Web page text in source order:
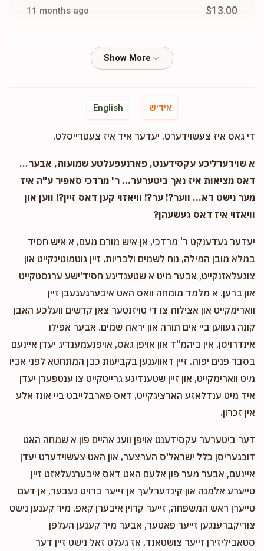
11 months ago $13.00
Usher E Neuman
Usher E Neuman
L HagerUsher E Neuman
11 months ago $36.00
English אידיש
די גאס איז צעשוידערט. יעדער איד איז צעטרייסלט.
א שוידערליכע עקסידענט, פארנעפעלטע שמועות, אבער...
דאס מציאות איז נאך ביטערער... ר' מרדכי סאפיר ע"ה איז
מער נישט דא... ווער?! ער?! וויאזוי קען דאס זיין?! ווען און
וויאזוי איז דאס געשעהן?
יעדער געדענקט ר' מרדכי, אן איש מורם מעם, א איש חסיד
במלא מובן המילה, נוח לשמים ולבריות, זיין גוטמוטיגקייט און
צוגעלאזנקייט, אבער מיט א שטענדיגע חסיד'ישע ערנסטקייט
און ברען. א מלמד מומחה וואס האט איבערגעגעבן זיין
ווארימקייט און אצילות צו די טויזנטער צאן קדשים וועלכע האבן
קונה געווען ביי אים תורה און יראת שמים. אבער אפילו
אינדרויסן, אין ביהמ"ד און אויפן גאס, אויפנעמענדיג יעדן איינעם
בסבר פנים יפות. זיין דאווענען בקביעות כבן המתחטא לפני אביו
מיט ווארימקייט, און זיין שטענדיגע גרייטקייט צו ענטפערן יעדן
איד מיט ענדלאזע הארציגקייט, דאס פארבלייבט ביי אונז אלע
אין זכרון.
דער ביטערער עקסידענט אויפן וועג אהיים פון א שמחה האט
דוכגעריסן כלל ישראל'ס הערצער, און האט צעשוידערט יעדן
איינעם, אבער מער פון אלעם האט דאס איבערגעלאזט זיין
טייערע אלמנה און קינדערלעך אן זייער ברויט געבער, אן דעם
טייערן ראש המשפחה, זייער קרוין איבערן קאפ. מיר קענען נישט
צוריקברענגען זייער פאטער, אבער מיר קענען העלפן
סטאביליזירן זייער צושטאנד, אז געלט זאל נישט זיין דער